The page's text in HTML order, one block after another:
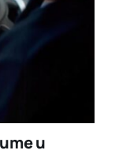
u